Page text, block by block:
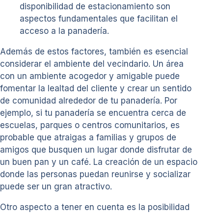
disponibilidad de estacionamiento son
aspectos fundamentales que facilitan el
acceso a la panadería.
Además de estos factores, también es esencial
considerar el ambiente del vecindario. Un área
con un ambiente acogedor y amigable puede
fomentar la lealtad del cliente y crear un sentido
de comunidad alrededor de tu panadería. Por
ejemplo, si tu panadería se encuentra cerca de
escuelas, parques o centros comunitarios, es
probable que atraigas a familias y grupos de
amigos que busquen un lugar donde disfrutar de
un buen pan y un café. La creación de un espacio
donde las personas puedan reunirse y socializar
puede ser un gran atractivo.
Otro aspecto a tener en cuenta es la posibilidad